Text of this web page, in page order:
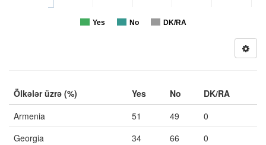
Yes No DK/RA
Ölkələr üzrə (%) Yes No
DK/RA
Armenia
51 49
0
Georgia
34 66
0